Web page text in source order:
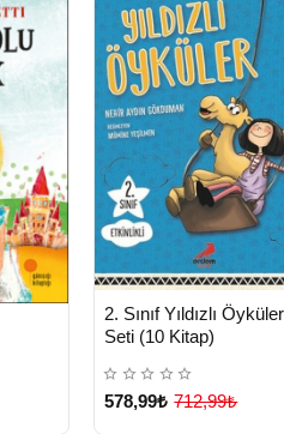
TESLİMAT
Yeni
2. Sınıf Yıldızlı Öyküler
Seti (10 Kitap)
578,99₺ 712,99₺